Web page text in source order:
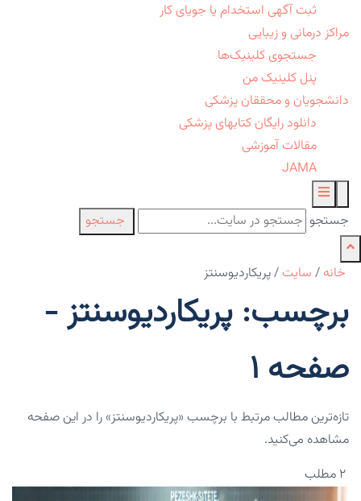
ثبت آگهی استخدام یا جویای کار
مراکز درمانی و زیبایی
جستجوی کلینیک‌ها
پنل کلینیک من
دانشجویان و محققان پزشکی
دانلود رایگان کتابهای پزشکی
مقالات آموزشی
JAMA
جستجو جستجو
خانه / سایت /پریکاردیوسنتز
برچسب: پریکاردیوسنتز -
صفحه 1
تازه‌ترین مطالب مرتبط با برچسب «پریکاردیوسنتز» را در این صفحه
مشاهده می‌کنید.
۲ مطلب